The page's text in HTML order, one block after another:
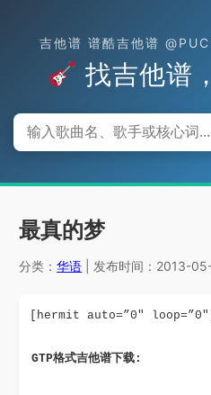
吉他谱 谱酷吉他谱
找吉他谱
最真的梦
分类：华语 | 发布时间：2013-
[hermit auto=”0″
GTP格式吉他谱下载: